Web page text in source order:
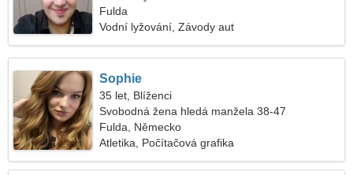
Fulda
Vodní lyžování, Závody aut
Sophie
35 let, Blíženci
Svobodná žena hledá manžela 38-47
Fulda, Německo
Atletika, Počítačová grafika